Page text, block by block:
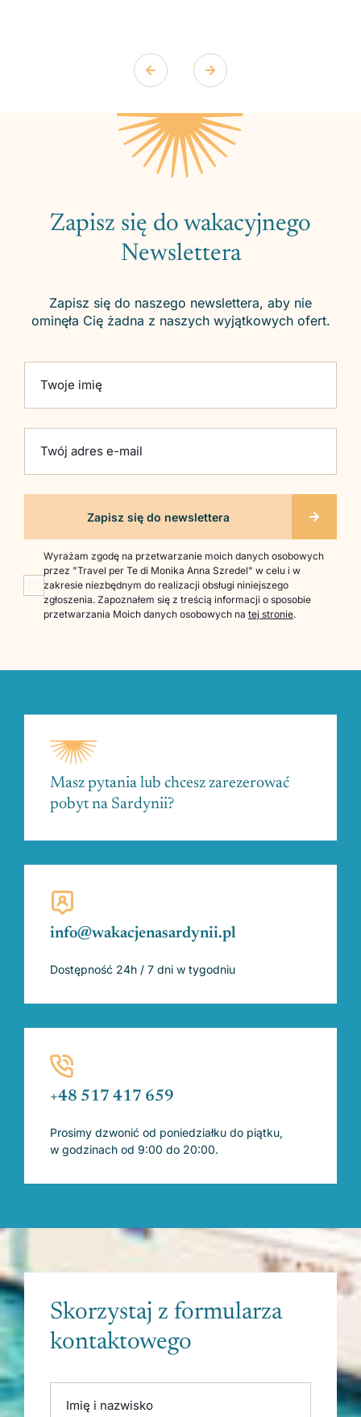
Zapisz się do wakacyjnego
Newslettera
Zapisz się do naszego newslettera, aby nie
ominęła Cię żadna z naszych wyjątkowych ofert.
Twoje imię
Twój adres e-mail
Wyrażam zgodę na przetwarzanie moich danych osobowych
przez "Travel per Te di Monika Anna Szredel" w celu i w
zakresie niezbędnym do realizacji obsługi niniejszego
zgłoszenia. Zapoznałem się z treścią informacji o sposobie
przetwarzania Moich danych osobowych na tej stronie.
Masz pytania lub chcesz zarezerować
pobyt na Sardynii?
info@wakacjenasardynii.pl
Dostępność 24h / 7 dni w tygodniu
+48 517 417 659
Prosimy dzwonić od poniedziałku do piątku,
w godzinach od 9:00 do 20:00.
Skorzystaj z formularza
kontaktowego
Imię i nazwisko